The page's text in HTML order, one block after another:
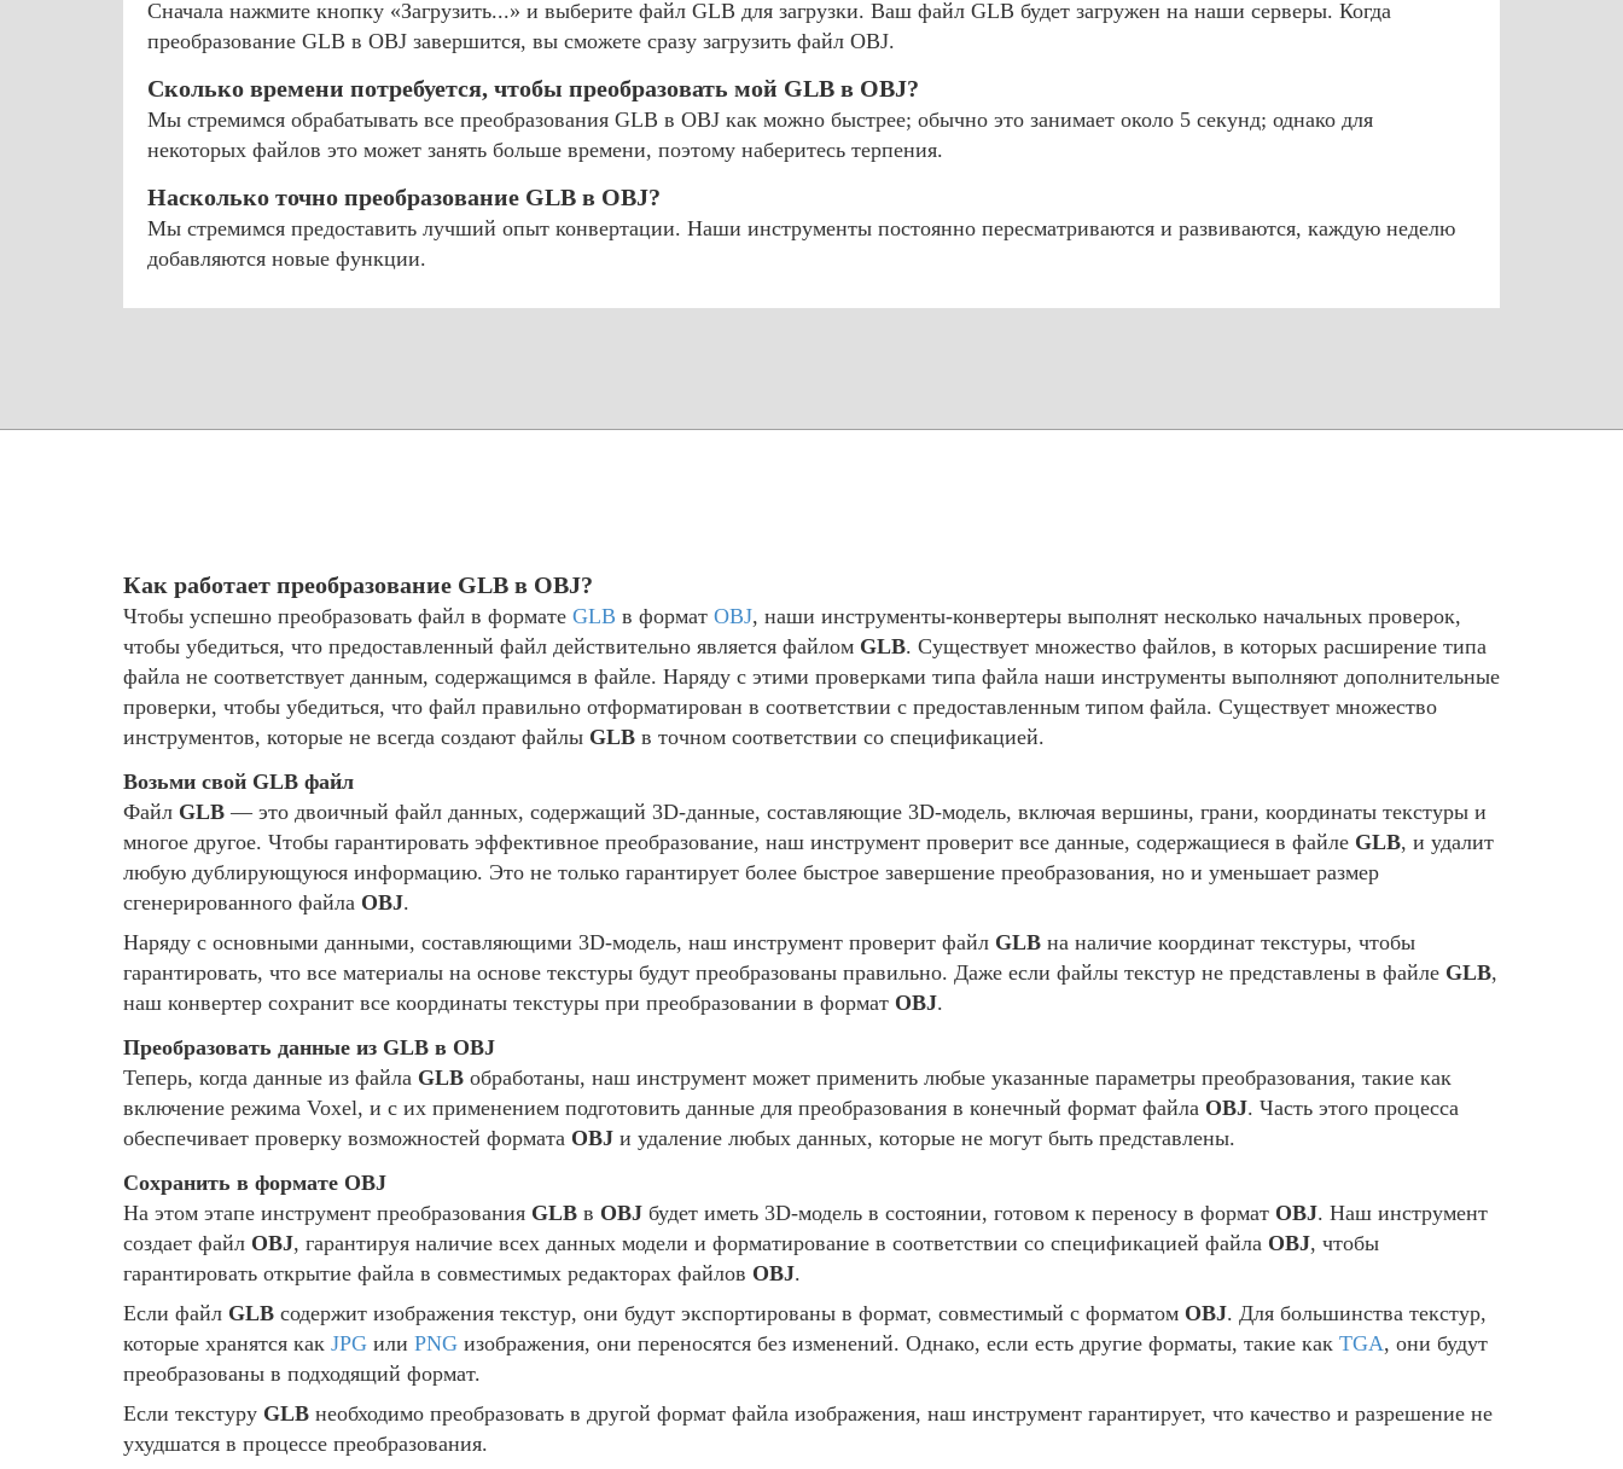
Сначала нажмите кнопку «Загрузить...» и выберите файл GLB для загрузки. Ваш файл GLB будет загружен на наши серверы. Когда
преобразование GLB в OBJ завершится, вы сможете сразу загрузить файл OBJ.
Сколько времени потребуется, чтобы преобразовать мой GLB в OBJ?
Мы стремимся обрабатывать все преобразования GLB в OBJ как можно быстрее; обычно это занимает около 5 секунд; однако для
некоторых файлов это может занять больше времени, поэтому наберитесь терпения.
Насколько точно преобразование GLB в OBJ?
Мы стремимся предоставить лучший опыт конвертации. Наши инструменты постоянно пересматриваются и развиваются, каждую неделю
добавляются новые функции.
Как работает преобразование GLB в OBJ?
Чтобы успешно преобразовать файл в формате GLB в формат OBJ, наши инструменты-конвертеры выполнят несколько начальных проверок,
чтобы убедиться, что предоставленный файл действительно является файлом GLB. Существует множество файлов, в которых расширение типа
файла не соответствует данным, содержащимся в файле. Наряду с этими проверками типа файла наши инструменты выполняют дополнительные
проверки, чтобы убедиться, что файл правильно отформатирован в соответствии с предоставленным типом файла. Существует множество
инструментов, которые не всегда создают файлы GLB в точном соответствии со спецификацией.
Возьми свой GLB файл
Файл GLB — это двоичный файл данных, содержащий 3D-данные, составляющие 3D-модель, включая вершины, грани, координаты текстуры и
многое другое. Чтобы гарантировать эффективное преобразование, наш инструмент проверит все данные, содержащиеся в файле GLB, и удалит
любую дублирующуюся информацию. Это не только гарантирует более быстрое завершение преобразования, но и уменьшает размер
сгенерированного файла OBJ.
Наряду с основными данными, составляющими 3D-модель, наш инструмент проверит файл GLB на наличие координат текстуры, чтобы
гарантировать, что все материалы на основе текстуры будут преобразованы правильно. Даже если файлы текстур не представлены в файле GLB,
наш конвертер сохранит все координаты текстуры при преобразовании в формат OBJ.
Преобразовать данные из GLB в OBJ
Теперь, когда данные из файла GLB обработаны, наш инструмент может применить любые указанные параметры преобразования, такие как
включение режима Voxel, и с их применением подготовить данные для преобразования в конечный формат файла OBJ. Часть этого процесса
обеспечивает проверку возможностей формата OBJ и удаление любых данных, которые не могут быть представлены.
Сохранить в формате OBJ
На этом этапе инструмент преобразования GLB в OBJ будет иметь 3D-модель в состоянии, готовом к переносу в формат OBJ. Наш инструмент
создает файл OBJ, гарантируя наличие всех данных модели и форматирование в соответствии со спецификацией файла OBJ, чтобы
гарантировать открытие файла в совместимых редакторах файлов OBJ.
Если файл GLB содержит изображения текстур, они будут экспортированы в формат, совместимый с форматом OBJ. Для большинства текстур,
которые хранятся как JPG или PNG изображения, они переносятся без изменений. Однако, если есть другие форматы, такие как TGA, они будут
преобразованы в подходящий формат.
Если текстуру GLB необходимо преобразовать в другой формат файла изображения, наш инструмент гарантирует, что качество и разрешение не
ухудшатся в процессе преобразования.